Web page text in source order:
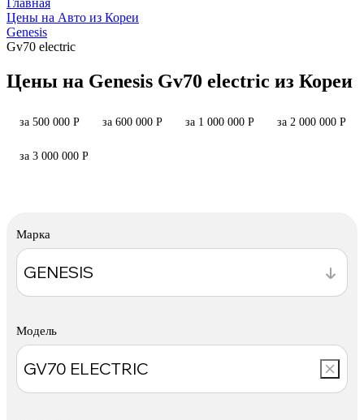
Главная
Цены на Авто из Кореи
Genesis
Gv70 electric
Цены на Genesis Gv70 electric из Кореи
за 500 000 Р за 600 000 Р за 1 000 000 Р за 2 000 000 Р
за 3 000 000 Р
Марка
Модель